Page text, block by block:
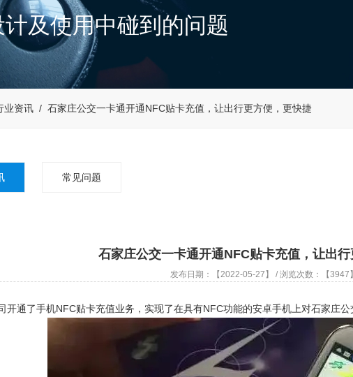
及使用中碰到的问题
业资讯 / 石家庄公交一卡通开通NFC贴卡充值，让出行更方便，更快捷
常见问题
石家庄公交一卡通开通NFC贴卡充值，让出
发布日期：【2022-05-27】 / 浏览次数：【3947
通了手机NFC贴卡充值业务，实现了在具有NFC功能的安卓手机上对石家庄公